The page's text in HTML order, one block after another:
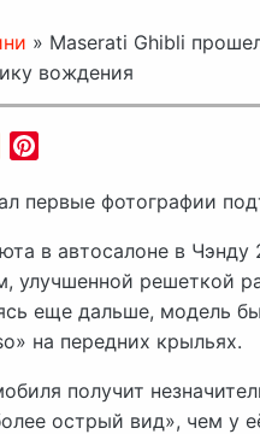
» Maserati Ghibli
вождения
Odnoklassniki
первые фотографии
в автосалоне в
улучшенной решеткой
еще дальше, модель
на передних крыльях.
получит
острый вид», чем у